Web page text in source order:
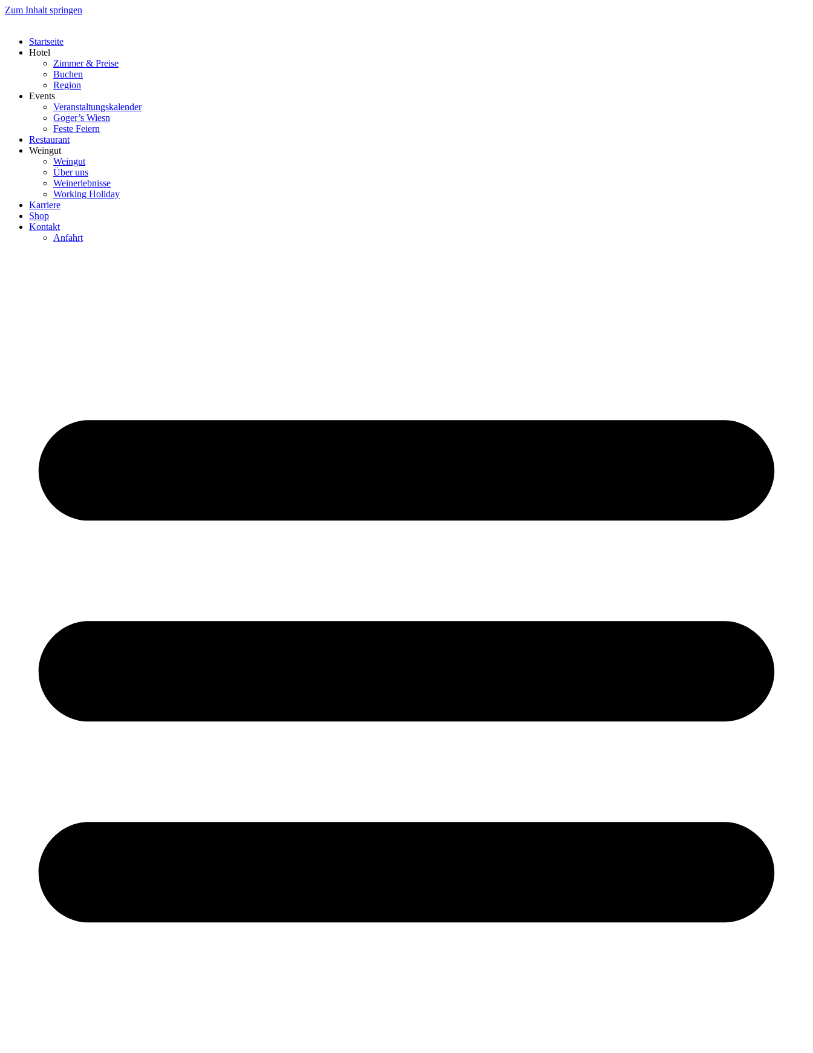
Zum Inhalt springen
Startseite
Hotel
Zimmer & Preise
Buchen
Region
Events
Veranstaltungskalender
Goger’s Wiesn
Feste Feiern
Restaurant
Weingut
Weingut
Über uns
Weinerlebnisse
Working Holiday
Karriere
Shop
Kontakt
Anfahrt